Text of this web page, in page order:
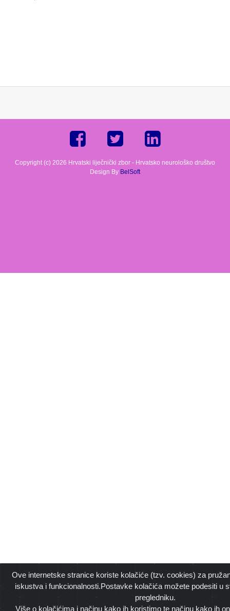
Ove internetske stranice koriste kolačiće (tzv. cookies) za
iskustva i funkcionalnosti.Postavke kolačića možete podesiti u
pregledniku.
Više o kolačićima i načinu kako ih koristimo te načinu kako ih
Copyright (c) 2026 Hrvatski liječnički zbor - Hrvatsko neurološko društvo
Design By BelSoft